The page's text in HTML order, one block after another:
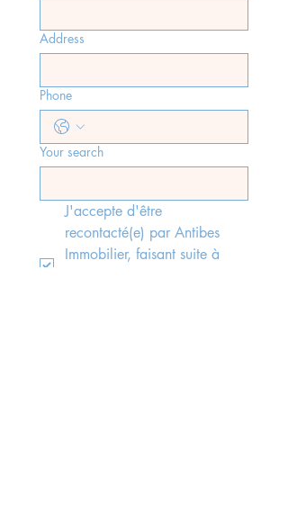
Address
Phone
Your search
J'accepte d'être
recontacté(e) par Antibes
Immobilier, faisant suite à